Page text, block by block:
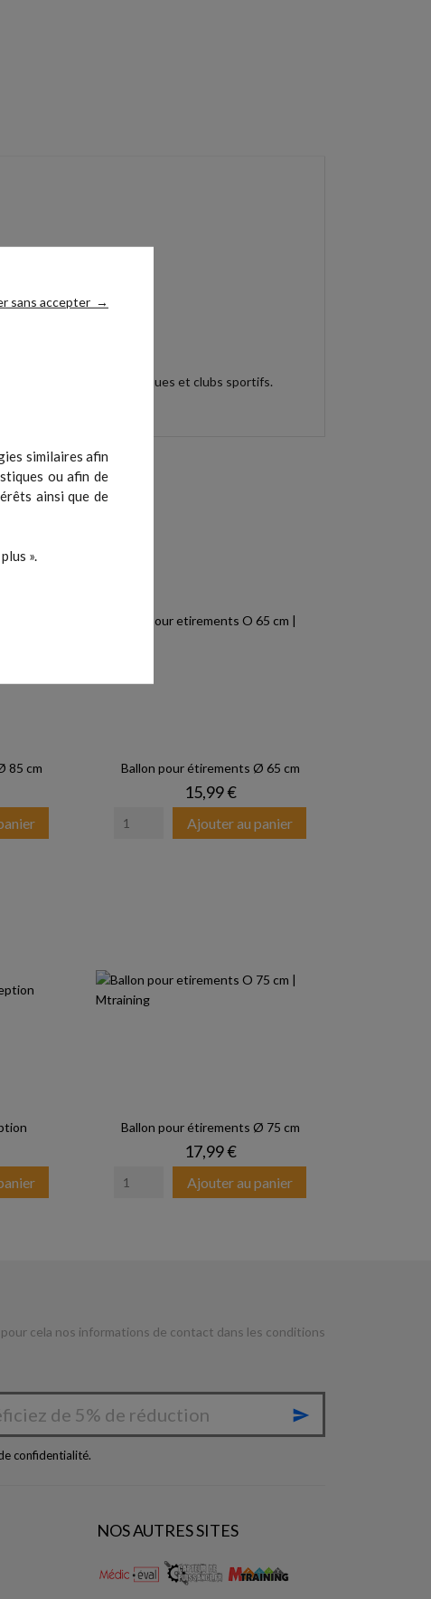
sans accepter →
similaires afin
ou afin de
ainsi que de
».
préparateurs physiques et clubs sportifs.
85 cm Ballon pour étirements Ø 65 cm
Prix
15,99 €
Ajouter au panier
Ballon pour étirements Ø 75 cm
Prix
17,99 €
Ajouter au panier
cela nos informations de contact dans les conditions

confidentialité.
NOS AUTRES SITES